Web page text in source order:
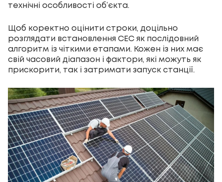
технічні особливості об’єкта.
Щоб коректно оцінити строки, доцільно
розглядати встановлення СЕС як послідовний
алгоритм із чіткими етапами. Кожен із них має
свій часовий діапазон і фактори, які можуть як
прискорити, так і затримати запуск станції.